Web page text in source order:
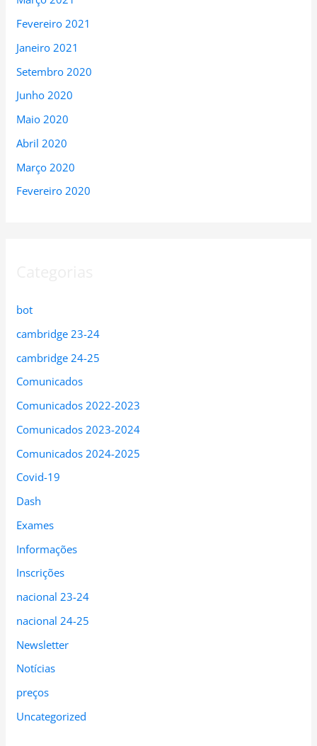
Fevereiro 2021
Janeiro 2021
Setembro 2020
Junho 2020
Maio 2020
Abril 2020
Março 2020
Fevereiro 2020
bot
cambridge 23-24
cambridge 24-25
Comunicados
Comunicados 2022-2023
Comunicados 2023-2024
Comunicados 2024-2025
Covid-19
Dash
Exames
Informações
Inscrições
nacional 23-24
nacional 24-25
Newsletter
Notícias
preços
Uncategorized